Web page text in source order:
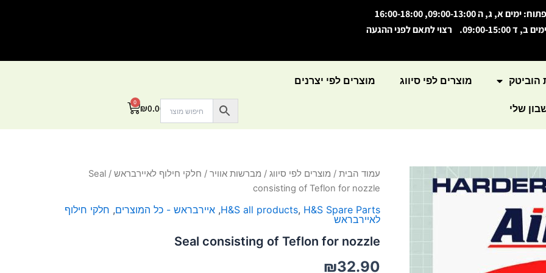
פתוח: ימים א, ג, ה 09:00-13:00, 16:00-18:00
ימים ב, ד 09:00-15:00. רצוי לתאם לפני ההגעה
הוביטק מוצרים לפי סיווג מוצרים לפי יצרנים
שלי ₪0.00
0
עגלת
עמוד הבית / מוצרים לפי סיווג / מברשות אוויר / חלקי חילוף לאיירבראש
/ Seal
consisting of Teflon for nozzle
H&S all products, H&S Spare Parts
, איירבראש - כל המוצרים, חלקי חילוף
לאיירבראש
Seal consisting of Teflon for nozzle
₪32.90